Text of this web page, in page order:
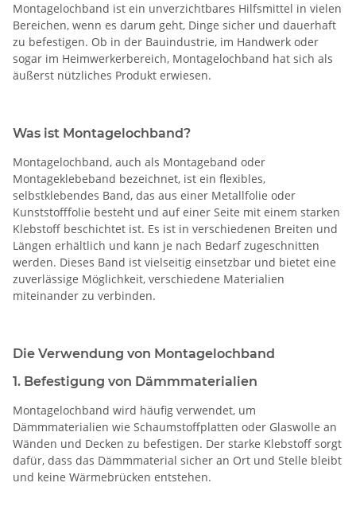
Montagelochband ist ein unverzichtbares Hilfsmittel in vielen
Bereichen, wenn es darum geht, Dinge sicher und dauerhaft
zu befestigen. Ob in der Bauindustrie, im Handwerk oder
sogar im Heimwerkerbereich, Montagelochband hat sich als
äußerst nützliches Produkt erwiesen.
Was ist Montagelochband?
Montagelochband, auch als Montageband oder
Montageklebeband bezeichnet, ist ein flexibles,
selbstklebendes Band, das aus einer Metallfolie oder
Kunststofffolie besteht und auf einer Seite mit einem starken
Klebstoff beschichtet ist. Es ist in verschiedenen Breiten und
Längen erhältlich und kann je nach Bedarf zugeschnitten
werden. Dieses Band ist vielseitig einsetzbar und bietet eine
zuverlässige Möglichkeit, verschiedene Materialien
miteinander zu verbinden.
Die Verwendung von Montagelochband
1. Befestigung von Dämmmaterialien
Montagelochband wird häufig verwendet, um
Dämmmaterialien wie Schaumstoffplatten oder Glaswolle an
Wänden und Decken zu befestigen. Der starke Klebstoff sorgt
dafür, dass das Dämmmaterial sicher an Ort und Stelle bleibt
und keine Wärmebrücken entstehen.